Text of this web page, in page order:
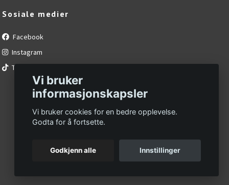
Sosiale medier
Facebook
Instagram
Tiktok
Vi bruker
informasjonskapsler
Vi bruker cookies for en bedre opplevelse.
Godta for å fortsette.
Godkjenn alle Innstillinger